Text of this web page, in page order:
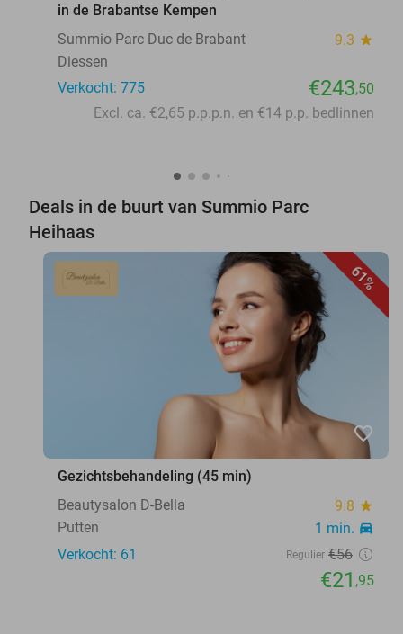
in de Brabantse Kempen
Summio Parc Duc de Brabant
9.3 star
Diessen
Verkocht: 775
€243,50
Excl. ca. €2,65 p.p.p.n. en €14 p.p. bedlinnen
Deals in de buurt van Summio Parc
Heihaas
61%
favorite_border
Gezichtsbehandeling (45 min)
Beautysalon D-Bella
9.8 star
Putten 1 min. directions_car
Verkocht: 61 Regulier €56
€21 ,95